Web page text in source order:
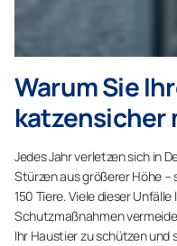
Warum Sie
katzensicher
Jedes Jahr verletzen sich in
Stürzen aus größerer Höhe
150 Tiere. Viele dieser
Schutzmaßnahmen
Ihr Haustier zu schützen